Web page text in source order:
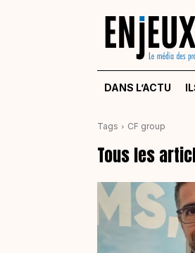
DANS L’ACTU
Tags CF group
Tous les